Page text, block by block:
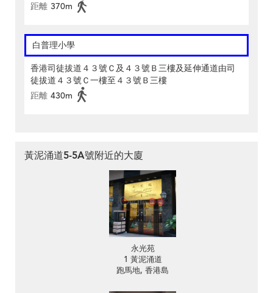
距離 370m
白普理小學
香港司徒拔道４３號Ｃ及４３號Ｂ三樓及延伸通道由司
徒拔道４３號Ｃ一樓至４３號Ｂ三樓
距離 430m
黃泥涌道5-5A號附近的大廈
永光苑
1 黃泥涌道
跑馬地, 香港島